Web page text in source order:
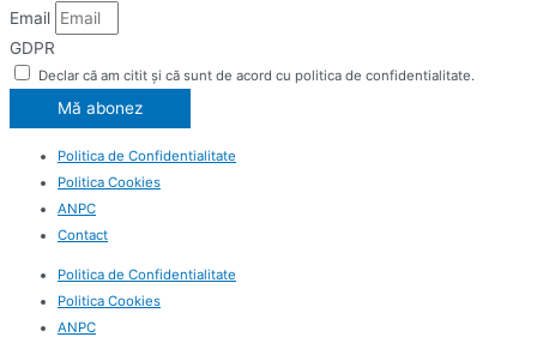
Email
GDPR
Declar că am citit și că sunt de acord cu politica de confidentialitate.
Mă abonez
Politica de Confidentialitate
Politica Cookies
ANPC
Contact
Politica de Confidentialitate
Politica Cookies
ANPC